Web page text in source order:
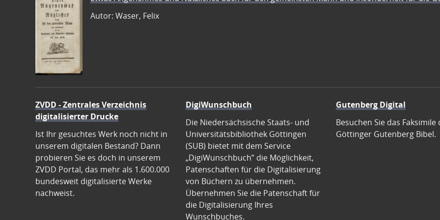
Autor: Waser, Felix
ZVDD - Zentrales Verzeichnis
digitalisierter Drucke
Ist Ihr gesuchtes Werk noch nicht in
unserem digitalen Bestand? Dann
probieren Sie es doch in unserem
ZVDD Portal, das mehr als 1.600.000
bundesweit digitalisierte Werke
nachweist.
DigiWunschbuch
Die Niedersächsische Staats- und
Universitätsbibliothek Göttingen
(SUB) bietet mit dem Service
„DigiWunschbuch” die Möglichkeit,
Patenschaften für die Digitalisierung
von Büchern zu übernehmen.
Übernehmen Sie die Patenschaft für
die Digitalisierung Ihres
Wunschbuches.
Gutenberg Digital
Besuchen Sie das Faksimile
Göttinger Gutenberg Bibel.